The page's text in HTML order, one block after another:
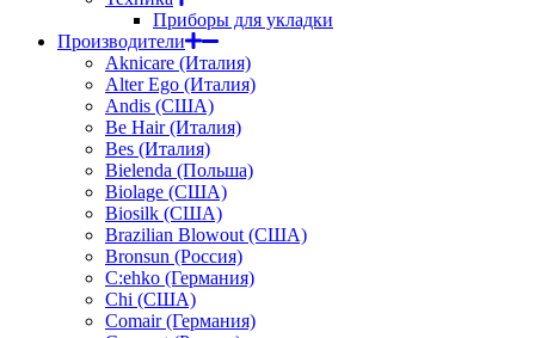
Приборы для укладки
Производители
Aknicare (Италия)
Alter Ego (Италия)
Andis (США)
Be Hair (Италия)
Bes (Италия)
Bielenda (Польша)
Biolage (США)
Biosilk (США)
Brazilian Blowout (США)
Bronsun (Россия)
C:ehko (Германия)
Chi (США)
Comair (Германия)